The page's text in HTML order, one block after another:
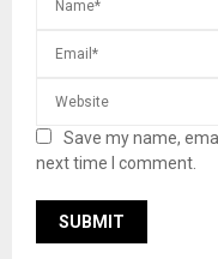
Save my name,
next time I comment.